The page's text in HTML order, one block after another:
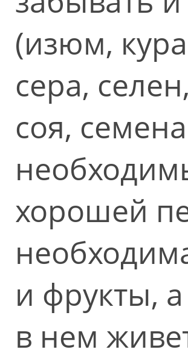
(изюм,
сера,
соя,
хорошей
и фрукты,
в нем